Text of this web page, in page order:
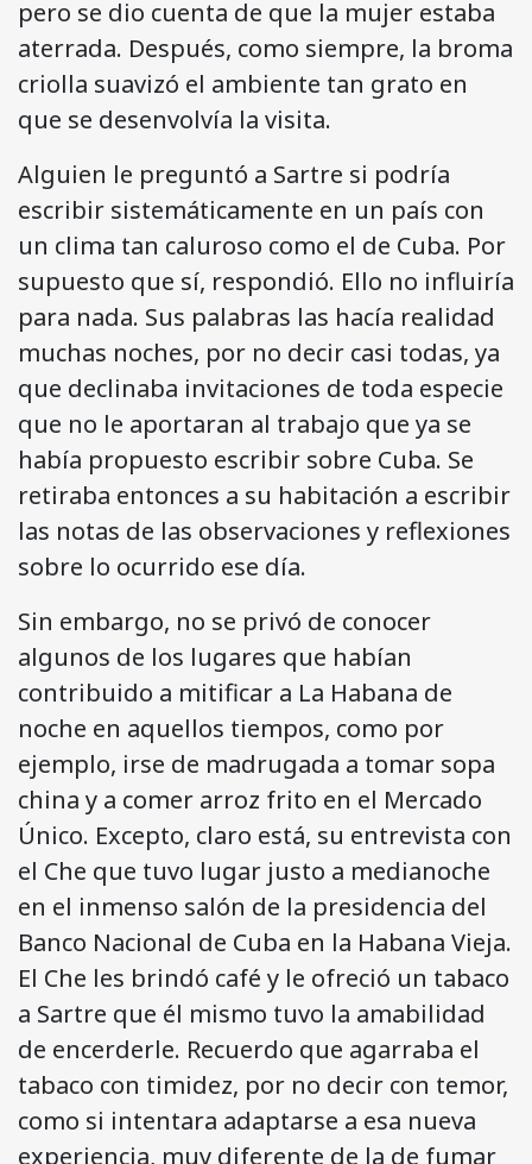
pero se dio cuenta de que la mujer estaba
aterrada. Después, como siempre, la broma
criolla suavizó el ambiente tan grato en
que se desenvolvía la visita.
Alguien le preguntó a Sartre si podría
escribir sistemáticamente en un país con
un clima tan caluroso como el de Cuba. Por
supuesto que sí, respondió. Ello no influiría
para nada. Sus palabras las hacía realidad
muchas noches, por no decir casi todas, ya
que declinaba invitaciones de toda especie
que no le aportaran al trabajo que ya se
había propuesto escribir sobre Cuba. Se
retiraba entonces a su habitación a escribir
las notas de las observaciones y reflexiones
sobre lo ocurrido ese día.
Sin embargo, no se privó de conocer
algunos de los lugares que habían
contribuido a mitificar a La Habana de
noche en aquellos tiempos, como por
ejemplo, irse de madrugada a tomar sopa
china y a comer arroz frito en el Mercado
Único. Excepto, claro está, su entrevista con
el Che que tuvo lugar justo a medianoche
en el inmenso salón de la presidencia del
Banco Nacional de Cuba en la Habana Vieja.
El Che les brindó café y le ofreció un tabaco
a Sartre que él mismo tuvo la amabilidad
de encerderle. Recuerdo que agarraba el
tabaco con timidez, por no decir con temor,
como si intentara adaptarse a esa nueva
experiencia, muy diferente de la de fumar